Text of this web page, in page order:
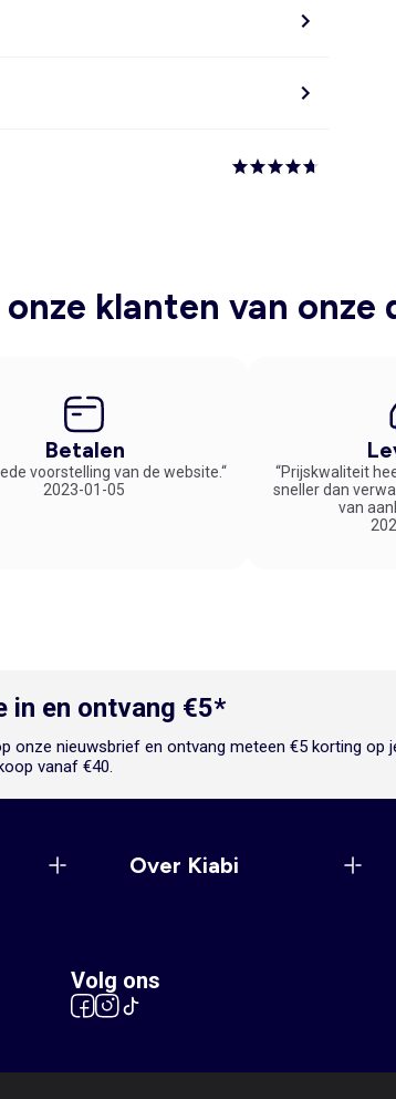
klanten van onze
Betalen
voorstelling van de website.“
2023-01-05
“Prijskwaliteit
sneller dan
van
in en ontvang €5*
onze nieuwsbrief en ontvang meteen €5 korting op
vanaf €40.
Over Kiabi
Volg ons